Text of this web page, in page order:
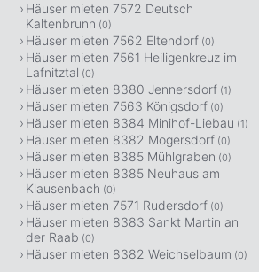
Häuser mieten 7572 Deutsch
Kaltenbrunn (0)
Häuser mieten 7562 Eltendorf (0)
Häuser mieten 7561 Heiligenkreuz im
Lafnitztal (0)
Häuser mieten 8380 Jennersdorf (1)
Häuser mieten 7563 Königsdorf (0)
Häuser mieten 8384 Minihof-Liebau (1)
Häuser mieten 8382 Mogersdorf (0)
Häuser mieten 8385 Mühlgraben (0)
Häuser mieten 8385 Neuhaus am
Klausenbach (0)
Häuser mieten 7571 Rudersdorf (0)
Häuser mieten 8383 Sankt Martin an
der Raab (0)
Häuser mieten 8382 Weichselbaum (0)